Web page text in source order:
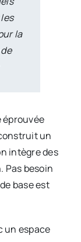
la
éprouvée
un
intègre des
Pas besoin
base est
un espace